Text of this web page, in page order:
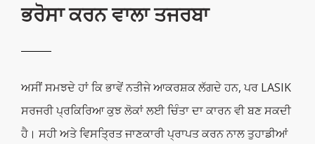
ਭਰੋਸਾ ਕਰਨ ਵਾਲਾ ਤਜਰਬਾ
ਅਸੀਂ ਸਮਝਦੇ ਹਾਂ ਕਿ ਭਾਵੇਂ ਨਤੀਜੇ ਆਕਰਸ਼ਕ ਲੱਗਦੇ ਹਨ, ਪਰ LASIK
ਸਰਜਰੀ ਪ੍ਰਕਿਰਿਆ ਕੁਝ ਲੋਕਾਂ ਲਈ ਚਿੰਤਾ ਦਾ ਕਾਰਨ ਵੀ ਬਣ ਸਕਦੀ
ਹੈ। ਸਹੀ ਅਤੇ ਵਿਸਤ੍ਰਿਤ ਜਾਣਕਾਰੀ ਪ੍ਰਾਪਤ ਕਰਨ ਨਾਲ ਤੁਹਾਡੀਆਂ